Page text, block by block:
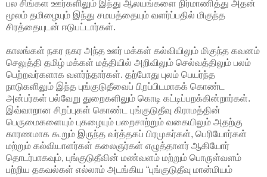
பல சிங்கள ஊர்களிலும் இந்து ஆலயங்களை நிர்மாணித்து அதன்
மூலம் தமிழையும் இந்து சமயத்தையும் வளர்ப்பதில் மிகுந்த
சிரத்தையுடன் ஈடுபட்டார்கள்.
காலங்கள் நகர நகர அந்த ஊர் மக்கள் கல்வியிலும் மிகுந்த கவனம்
செலுத்தி தமிழ் மக்கள் மத்தியில் அறிவிலும் செல்வத்திலும் பலம்
பெற்றவர்களாக வளர்ந்தார்கள். தற்போது புலம் பெயர்ந்த
நாடுகளிலும் இந்த புங்குடுதீவைப் பிறப்பிடமாகக் கொண்ட
அன்பர்கள் பல்வேறு துறைகளிலும் கொடி கட்டிப்பறக்கின்றார்கள்.
இவ்வாறான சிறப்புகள் கொண்ட புங்குடுதீவு கிராமத்தின்
பெருமைகளையும் புகழையும் பறைசாற்றும் வகையிலும் அதற்கு
காரணமாக கூறும் இருந்த வர்த்தகப் பிரமுகர்கள், பெரியோர்கள்
மற்றும் கல்வியாளர்கள் கலைஞர்கள் எழுத்தாளர் ஆகியோர்
தொடர்பாகவும், புங்குடுதீவின் மண்வளம் மற்றும் பொருள்வளம்
பற்றிய தகவல்கள் எல்லாம் அடங்கிய “புங்குடுதீவு மான்மியம்